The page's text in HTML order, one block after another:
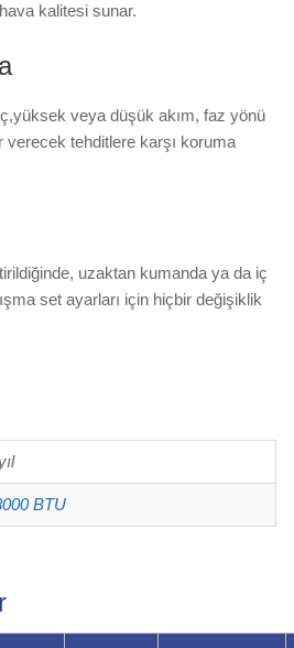
kalitesi sunar.
veya düşük akım, faz yönü
verecek tehditlere karşı koruma
uzaktan kumanda ya da iç
set ayarları için hiçbir değişiklik
BTU